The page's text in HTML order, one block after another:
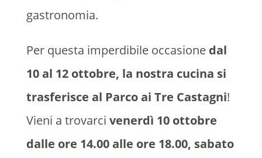
gastronomia.
Per questa imperdibile occasione dal
10 al 12 ottobre, la nostra cucina si
trasferisce al Parco ai Tre Castagni!
Vieni a trovarci venerdì 10 ottobre
dalle ore 14.00 alle ore 18.00, sabato